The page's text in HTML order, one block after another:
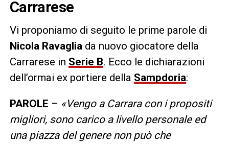
Carrarese
Vi proponiamo di seguito le prime parole di
Nicola Ravaglia da nuovo giocatore della
Carrarese in Serie B. Ecco le dichiarazioni
dell’ormai ex portiere della Sampdoria:
PAROLE – «Vengo a Carrara con i propositi
migliori, sono carico a livello personale ed
una piazza del genere non può che